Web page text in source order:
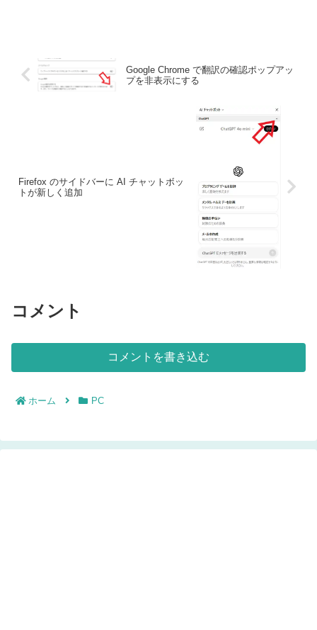
Google Chrome で翻訳の確認ポップアッ
プを非表示にする
Firefox のサイドバーに AI チャットボッ
トが新しく追加
コメント
コメントを書き込む
ホーム PC